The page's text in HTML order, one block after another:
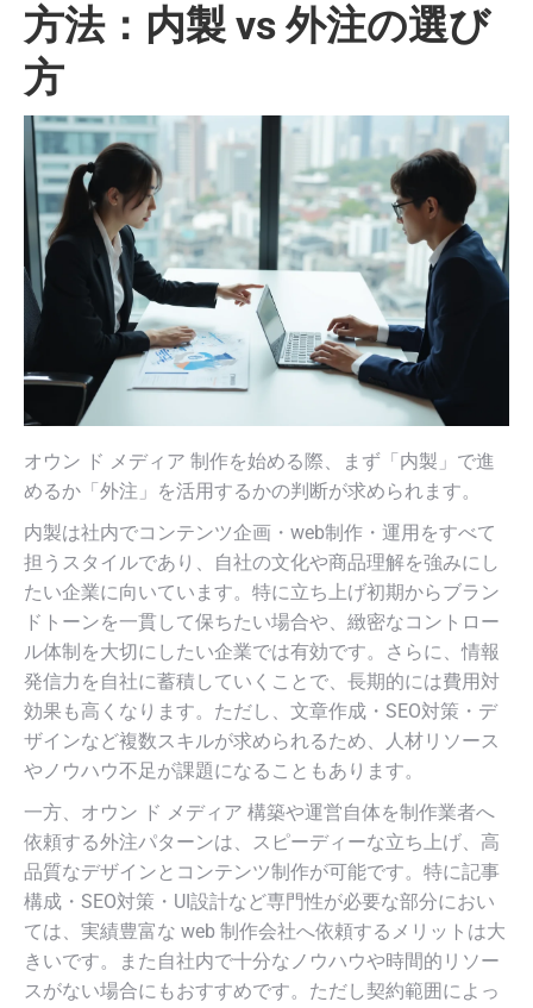
方法：内製 vs 外注の選び
方
オウン ド メディア 制作を始める際、まず「内製」で進
めるか「外注」を活用するかの判断が求められます。
内製は社内でコンテンツ企画・web制作・運用をすべて
担うスタイルであり、自社の文化や商品理解を強みにし
たい企業に向いています。特に立ち上げ初期からブラン
ドトーンを一貫して保ちたい場合や、緻密なコントロー
ル体制を大切にしたい企業では有効です。さらに、情報
発信力を自社に蓄積していくことで、長期的には費用対
効果も高くなります。ただし、文章作成・SEO対策・デ
ザインなど複数スキルが求められるため、人材リソース
やノウハウ不足が課題になることもあります。
一方、オウン ド メディア 構築や運営自体を制作業者へ
依頼する外注パターンは、スピーディーな立ち上げ、高
品質なデザインとコンテンツ制作が可能です。特に記事
構成・SEO対策・UI設計など専門性が必要な部分におい
ては、実績豊富な web 制作会社へ依頼するメリットは大
きいです。また自社内で十分なノウハウや時間的リソー
スがない場合にもおすすめです。ただし契約範囲によっ